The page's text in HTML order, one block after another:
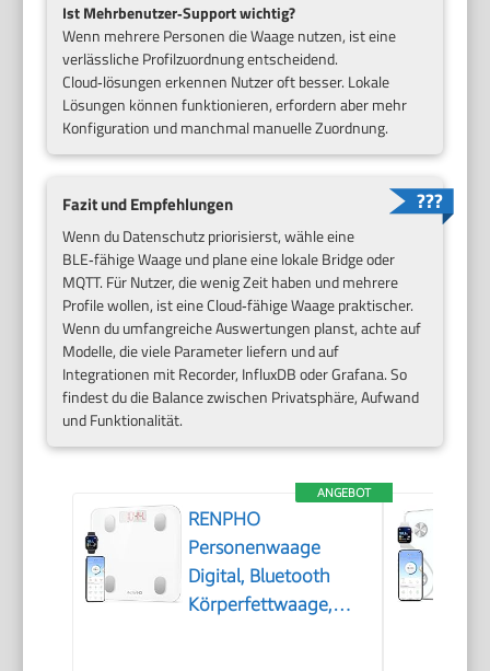
Ist Mehrbenutzer‑Support wichtig?
Wenn mehrere Personen die Waage nutzen, ist eine
verlässliche Profilzuordnung entscheidend.
Cloud‑lösungen erkennen Nutzer oft besser. Lokale
Lösungen können funktionieren, erfordern aber mehr
Konfiguration und manchmal manuelle Zuordnung.
Fazit und Empfehlungen
Wenn du Datenschutz priorisierst, wähle eine
BLE‑fähige Waage und plane eine lokale Bridge oder
MQTT. Für Nutzer, die wenig Zeit haben und mehrere
Profile wollen, ist eine Cloud‑fähige Waage praktischer.
Wenn du umfangreiche Auswertungen planst, achte auf
Modelle, die viele Parameter liefern und auf
Integrationen mit Recorder, InfluxDB oder Grafana. So
findest du die Balance zwischen Privatsphäre, Aufwand
und Funktionalität.
ANGEBOT
RENPHO
Personenwaage
Digital, Bluetooth
Körperfettwaage,